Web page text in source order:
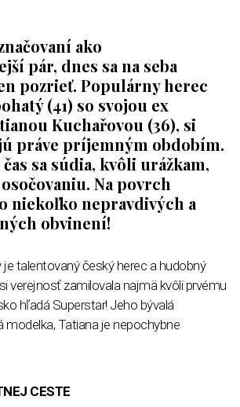
ako
pár, dnes sa na seba
pozrieť. Populárny herec
(41) so svojou ex
Kuchařovou (36), si
práve príjemným obdobím.
sa súdia, kvôli urážkam,
Na povrch
niekoľko nepravdivých a
obvinení!
talentovaný český herec a hudobný
verejnosť zamilovala najmä kvôli prvému
hľadá Superstar! Jeho bývalá
modelka, Tatiana je nepochybne
CESTE